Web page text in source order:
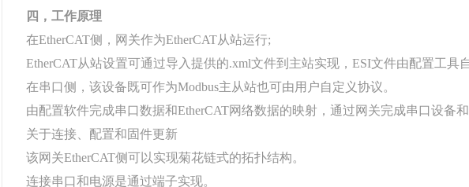
四，工作原理
在EtherCAT侧，网关作为EtherCAT从站运行;
EtherCAT从站设置可通过导入提供的.xml文件到主站实现，ESI文件由配置工具
在串口侧，该设备既可作为Modbus主从站也可由用户自定义协议。
由配置软件完成串口数据和EtherCAT网络数据的映射，通过网关完成串口设备
关于连接、配置和固件更新
该网关EtherCAT侧可以实现菊花链式的拓扑结构。
连接串口和电源是通过端子实现。